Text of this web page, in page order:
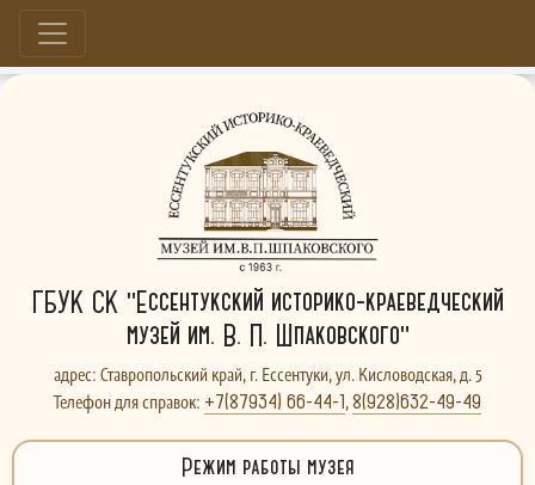
Больше, чем музей...
ГБУК СК "Ессентукский историко-краеведческий
музей им. В. П. Шпаковского"
адрес: Ставропольский край, г. Ессентуки, ул. Кисловодская, д. 5
Телефон для справок: +7(87934) 66-44-1,8(928)632-49-49
Режим работы музея